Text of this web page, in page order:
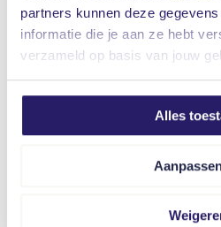
partners kunnen deze
informatie die je aan ze hebt
verzameld op basis van jouw
Alles
Je kiest zelf hoe je het prettig
in wat er kan en waar je
Veelgestelde